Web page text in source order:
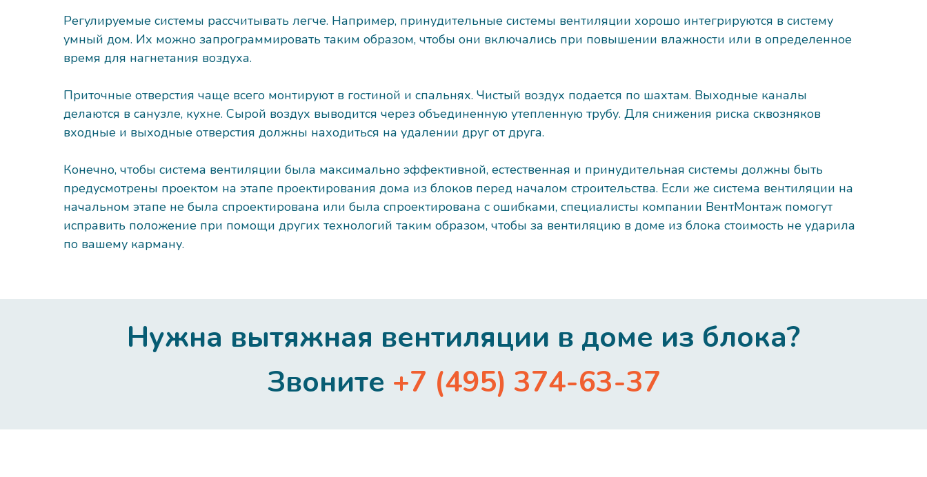
Регулируемые системы рассчитывать легче. Например, принудительные системы вентиляции хорошо интегрируются в систему
умный дом. Их можно запрограммировать таким образом, чтобы они включались при повышении влажности или в определенное
время для нагнетания воздуха.
Приточные отверстия чаще всего монтируют в гостиной и спальнях. Чистый воздух подается по шахтам. Выходные каналы
делаются в санузле, кухне. Сырой воздух выводится через объединенную утепленную трубу. Для снижения риска сквозняков
входные и выходные отверстия должны находиться на удалении друг от друга.
Конечно, чтобы система вентиляции была максимально эффективной, естественная и принудительная системы должны быть
предусмотрены проектом на этапе проектирования дома из блоков перед началом строительства. Если же система вентиляции на
начальном этапе не была спроектирована или была спроектирована с ошибками, специалисты компании ВентМонтаж помогут
исправить положение при помощи других технологий таким образом, чтобы за вентиляцию в доме из блока стоимость не ударила
по вашему карману.
Нужна вытяжная вентиляции в доме из блока?
Звоните +7 (495) 374-63-37